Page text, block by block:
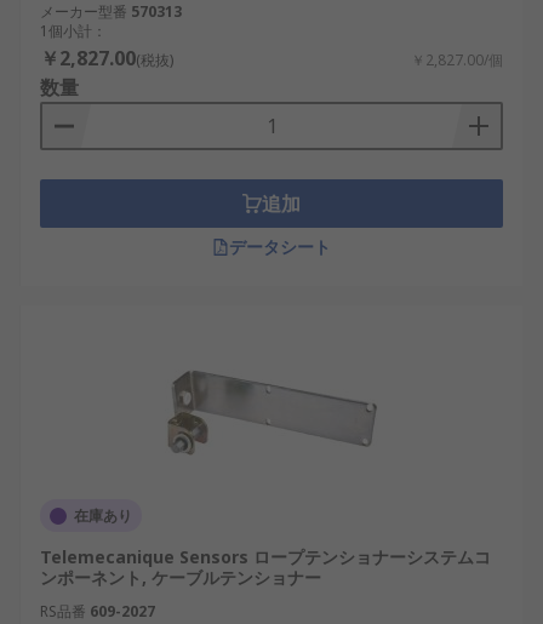
メーカー型番 570313
1個小計：
￥2,827.00(税抜) ￥2,827.00/個
数量
追加
データシート
在庫あり
Telemecanique Sensors ロープテンショナーシステムコ
ンポーネント, ケーブルテンショナー
RS品番 609-2027